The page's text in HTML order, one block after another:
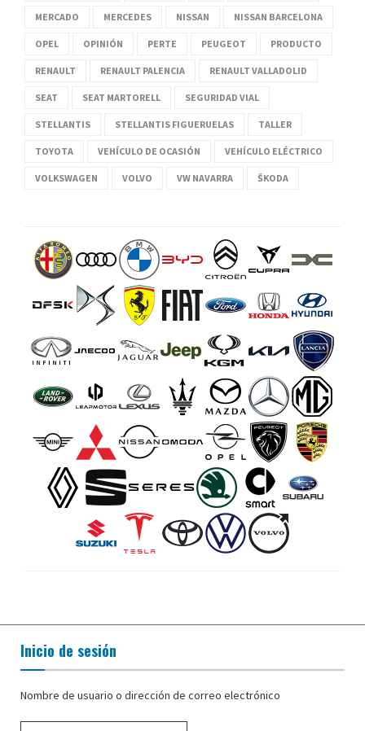
MERCADO MERCEDES NISSAN NISSAN BARCELONA
OPEL OPINIÓN PERTE PEUGEOT PRODUCTO
RENAULT RENAULT PALENCIA RENAULT VALLADOLID
SEAT SEAT MARTORELL SEGURIDAD VIAL
STELLANTIS STELLANTIS FIGUERUELAS TALLER
TOYOTA VEHÍCULO DE OCASIÓN VEHÍCULO ELÉCTRICO
VOLKSWAGEN VOLVO VW NAVARRA ŠKODA
Inicio de sesión
Nombre de usuario o dirección de correo electrónico